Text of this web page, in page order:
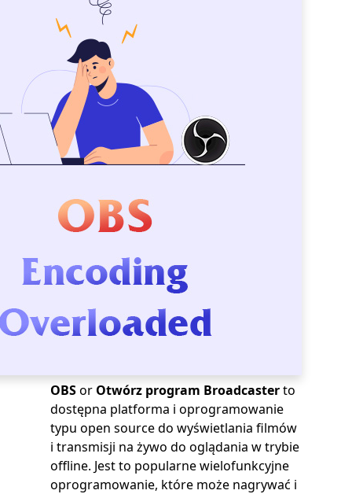
OBSor Otwórz program Broadcasterto
dostępna platforma i oprogramowanie
typu open source do wyświetlania filmów
i transmisji na żywo do oglądania w trybie
offline. Jest to popularne wielofunkcyjne
oprogramowanie, które może nagrywać i